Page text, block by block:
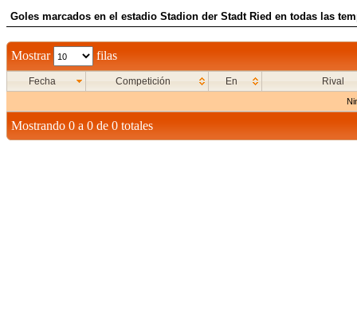
Goles marcados en el estadio Stadion der Stadt Ried en todas las
Mostrar filas
Fecha Competición En Rival
Mostrando 0 a 0 de 0 totales